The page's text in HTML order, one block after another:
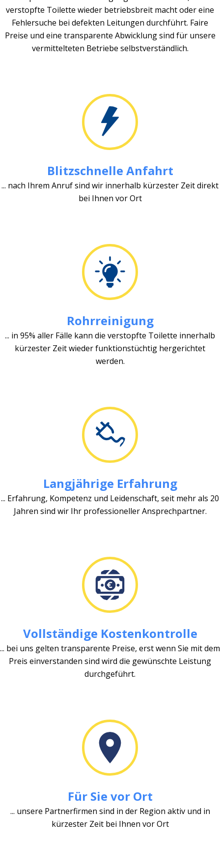
verstopfte Toilette wieder betriebsbreit macht oder eine
Fehlersuche bei defekten Leitungen durchführt. Faire
Preise und eine transparente Abwicklung sind für unsere
vermittelteten Betriebe selbstverständlich.
Blitzschnelle Anfahrt
... nach Ihrem Anruf sind wir innerhalb kürzester Zeit direkt
bei Ihnen vor Ort
Rohrreinigung
... in 95% aller Fälle kann die verstopfte Toilette innerhalb
kürzester Zeit wieder funktionstüchtig hergerichtet
werden.
Langjährige Erfahrung
... Erfahrung, Kompetenz und Leidenschaft, seit mehr als 20
Jahren sind wir Ihr professioneller Ansprechpartner.
Vollständige Kostenkontrolle
... bei uns gelten transparente Preise, erst wenn Sie mit dem
Preis einverstanden sind wird die gewünschte Leistung
durchgeführt.
Für Sie vor Ort
... unsere Partnerfirmen sind in der Region aktiv und in
kürzester Zeit bei Ihnen vor Ort